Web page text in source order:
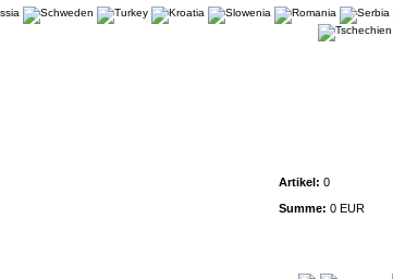
Artikel: 0
Summe: 0 EUR